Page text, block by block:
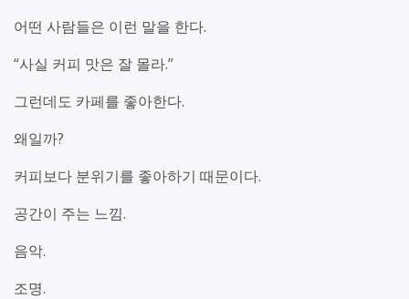
어떤 사람들은 이런 말을 한다.
“사실 커피 맛은 잘 몰라.”
그런데도 카페를 좋아한다.
왜일까?
커피보다 분위기를 좋아하기 때문이다.
공간이 주는 느낌.
음악.
조명.